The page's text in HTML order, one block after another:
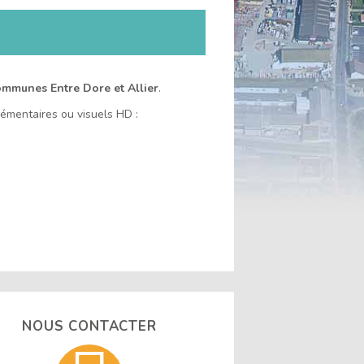
contenu
Entre Dore et Allier.
ou visuels HD :
NOUS CONTACTER